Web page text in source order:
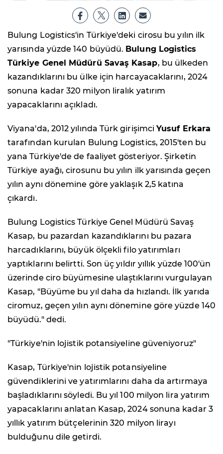
Bulung Logistics'in Türkiye'deki cirosu bu yılın ilk
yarısında yüzde 140 büyüdü. Bulung Logistics
Türkiye Genel Müdürü Savaş Kasap, bu ülkeden
kazandıklarını bu ülke için harcayacaklarını, 2024
sonuna kadar 320 milyon liralık yatırım
yapacaklarını açıkladı.
Viyana'da, 2012 yılında Türk girişimciYusuf Erkara
tarafından kurulan Bulung Logistics, 2015'ten bu
yana Türkiye'de de faaliyet gösteriyor. Şirketin
Türkiye ayağı, cirosunu bu yılın ilk yarısında geçen
yılın aynı dönemine göre yaklaşık 2,5 katına
çıkardı.
Bulung Logistics Türkiye Genel Müdürü Savaş
Kasap, bu pazardan kazandıklarını bu pazara
harcadıklarını, büyük ölçekli filo yatırımları
yaptıklarını belirtti. Son üç yıldır yıllık yüzde 100'ün
üzerinde ciro büyümesine ulaştıklarını vurgulayan
Kasap, "Büyüme bu yıl daha da hızlandı. İlk yarıda
ciromuz, geçen yılın aynı dönemine göre yüzde 140
büyüdü." dedi.
"Türkiye'nin lojistik potansiyeline güveniyoruz"
Kasap, Türkiye'nin lojistik potansiyeline
güvendiklerini ve yatırımlarını daha da artırmaya
başladıklarını söyledi. Bu yıl 100 milyon lira yatırım
yapacaklarını anlatan Kasap, 2024 sonuna kadar 3
yıllık yatırım bütçelerinin 320 milyon lirayı
bulduğunu dile getirdi.